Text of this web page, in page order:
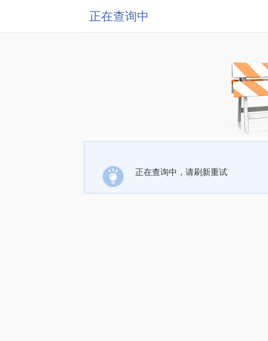
正在查询中
正在查询中，请刷新重试